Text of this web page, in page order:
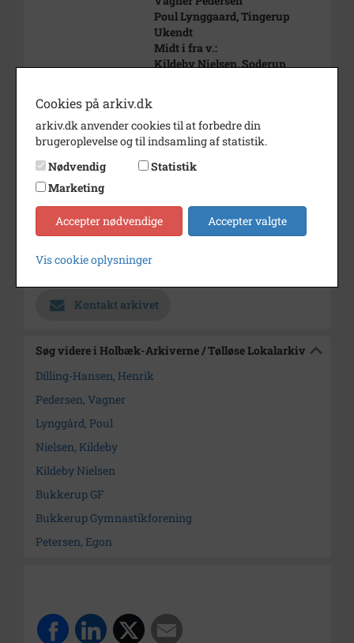
Poul Lynggaard, Tingerup
Ukendt
Midt i fra v.:
Kildeby Nielsen, Soderup
Søn-
derstrup
Periode
1935 - 1955
Dateringsnote
Fotograf
Ukendt
Arkiv
Kontakt arkivet
Søg videre i Holbæk-Arkiverne / Tølløse Lokalarkiv
Dilling-Hansen, Henrik
Pedersen, Vagner
Lynggård, Poul
Nielsen, Kildeby
Kildeby Nielsen
Bukkerup GF
Bukkerup Gymnastikforening
Petersen, Egon
Cookies på arkiv.dk
arkiv.dk anvender cookies til at forbedre din
brugeroplevelse og til indsamling af statistik.
Nødvendig
Statistik
Marketing
Accepter nødvendige Accepter valgte
Vis cookie oplysninger